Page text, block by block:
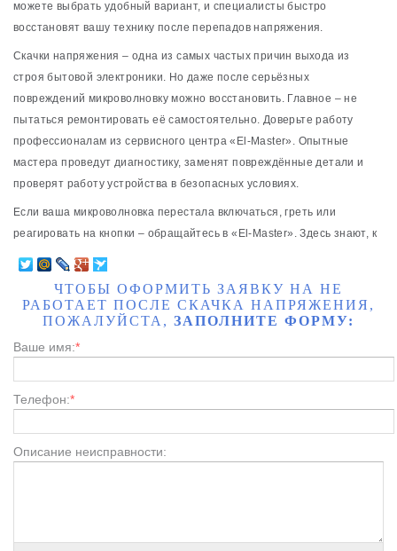
можете выбрать удобный вариант, и специалисты быстро
восстановят вашу технику после перепадов напряжения.
Скачки напряжения – одна из самых частых причин выхода из
строя бытовой электроники. Но даже после серьёзных
повреждений микроволновку можно восстановить. Главное – не
пытаться ремонтировать её самостоятельно. Доверьте работу
профессионалам из сервисного центра «El-Master». Опытные
мастера проведут диагностику, заменят повреждённые детали и
проверят работу устройства в безопасных условиях.
Если ваша микроволновка перестала включаться, греть или
реагировать на кнопки – обращайтесь в «El-Master». Здесь знают, к
ЧТОБЫ ОФОРМИТЬ ЗАЯВКУ НА НЕ
РАБОТАЕТ ПОСЛЕ СКАЧКА НАПРЯЖЕНИЯ,
ПОЖАЛУЙСТА, ЗАПОЛНИТЕ ФОРМУ:
Ваше имя:*
Телефон:*
Описание неисправности: